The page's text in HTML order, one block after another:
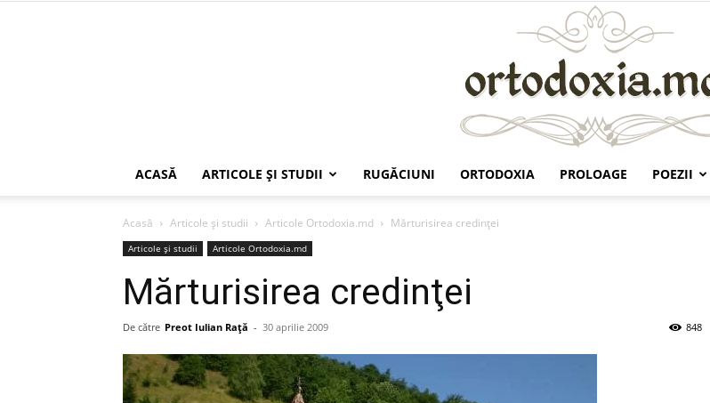
ACASĂ ARTICOLE ŞI STUDII RUGĂCIUNI ORTODOXIA PROLOAGE POEZII
Acasă Articole şi studii Articole Ortodoxia.md Mărturisirea credinţei
Articole şi studii Articole Ortodoxia.md
Mărturisirea credinţei
De către Preot Iulian Raţă - 30 aprilie 2009 848